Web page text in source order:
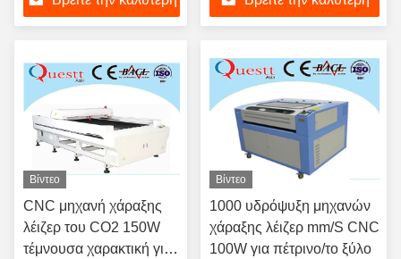
Βίντεο
CNC μηχανή χάραξης
λέιζερ του CO2 150W
τέμνουσα χαρακτική για
Βίντεο
1000 υδρόψυξη μηχανών
χάραξης λέιζερ mm/S CNC
100W για πέτρινο/το ξύλο